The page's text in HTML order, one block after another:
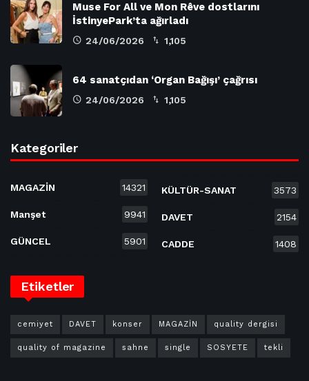
Muse For All ve Mon Rêve dostlarını
İstinyePark’ta ağırladı
24/06/2026 1,105
64 sanatçıdan ‘Organ Bağışı’ çağrısı
24/06/2026 1,105
Kategoriler
MAGAZİN 14321
Manşet 9941
GÜNCEL 5901
KÜLTÜR-SANAT 3573
DAVET 2154
CADDE 1408
Etiketler
cemiyet DAVET konser MAGAZİN quality dergisi
quality of magazine sahne single SOSYETE tekli